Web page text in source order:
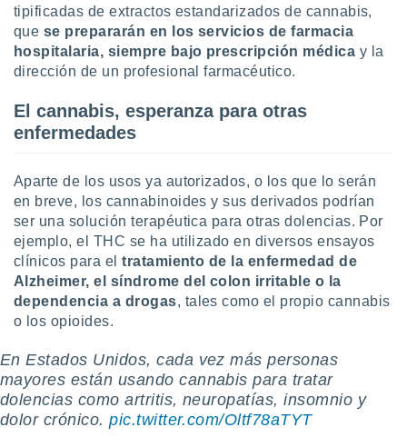
tipificadas de extractos estandarizados de cannabis,
que se prepararán en los servicios de farmacia
hospitalaria, siempre bajo prescripción médica y la
dirección de un profesional farmacéutico.
El cannabis, esperanza para otras
enfermedades
Aparte de los usos ya autorizados, o los que lo serán
en breve, los cannabinoides y sus derivados podrían
ser una solución terapéutica para otras dolencias. Por
ejemplo, el THC se ha utilizado en diversos ensayos
clínicos para eltratamiento de la enfermedad de
Alzheimer, el síndrome del colon irritable o la
dependencia a drogas, tales como el propio cannabis
o los opioides.
En Estados Unidos, cada vez más personas
mayores están usando cannabis para tratar
dolencias como artritis, neuropatías, insomnio y
dolor crónico.pic.twitter.com/Oltf78aTYT